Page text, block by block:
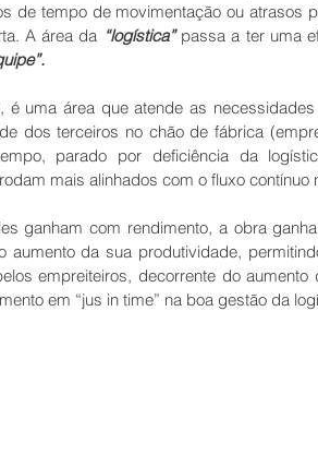
de tempo de movimentação ou atrasos
A área da “logística” passa a ter uma
é uma área que atende as
dos terceiros no chão de fábrica
parado por deficiência da
mais alinhados com o fluxo contínuo
ganham com rendimento, a obra
aumento da sua produtividade,
empreiteiros, decorrente do
em “jus in time” na boa gestão da